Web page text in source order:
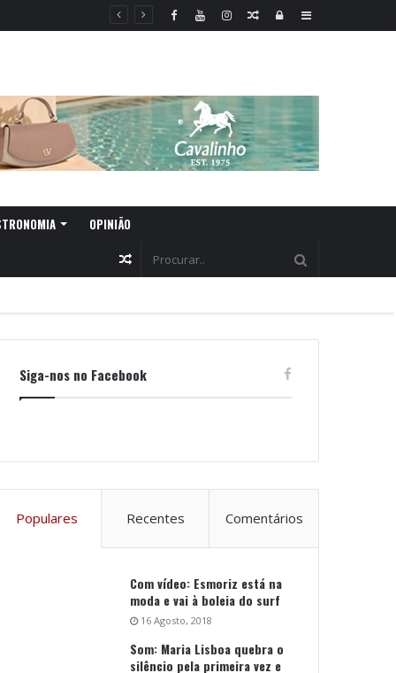
Sidebar
Log
Random
OPINIÃO
Random
Siga-nos no Facebook
Populares Recentes Comentários
Com vídeo: Esmoriz está na
moda e vai à boleia do surf
16 Agosto, 2018
Som: Maria Lisboa quebra o
silêncio pela primeira vez e